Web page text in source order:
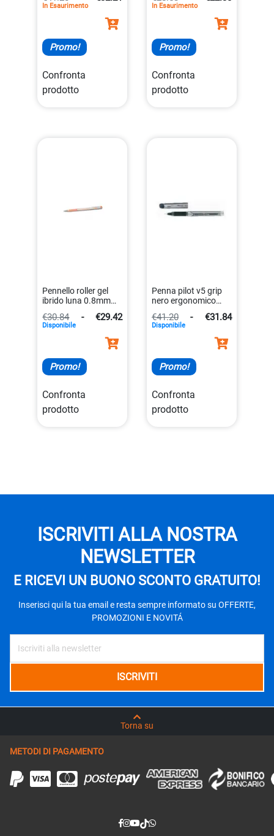
4902505322884
In Esaurimento
Promo!
Confronta
prodotto
4902505252747
In Esaurimento
Promo!
Confronta
prodotto
Pennello roller gel
ibrido luna 0.8mm
4902506059499
€30.84 - €29.42
Disponibile
Promo!
Confronta
prodotto
Penna pilot v5 grip
nero ergonomico
€41.20 - €31.84
Disponibile
Promo!
Confronta
prodotto
ISCRIVITI ALLA NOSTRA
NEWSLETTER
E RICEVI UN BUONO SCONTO GRATUITO!
Inserisci qui la tua email e resta sempre informato su OFFERTE,
PROMOZIONI E NOVITÁ
Torna su
METODI DI PAGAMENTO